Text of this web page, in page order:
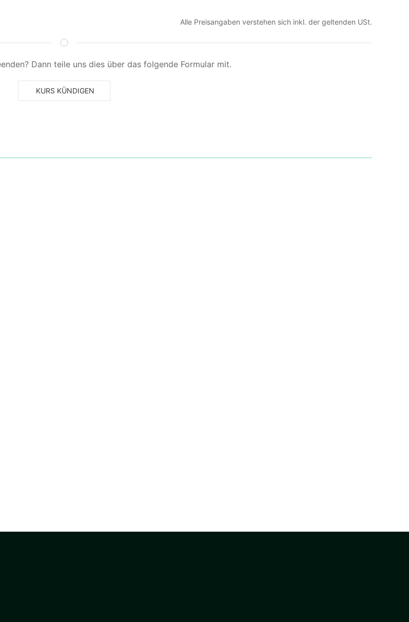
Alle Preisangaben verstehen sich inkl. der geltenden USt.
Dann teile uns dies über das folgende Formular mit.
KURS KÜNDIGEN